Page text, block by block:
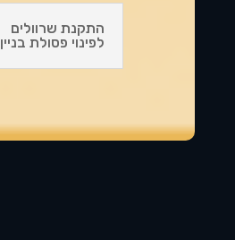
התקנת שרוולים
לפינוי פסולת בניין